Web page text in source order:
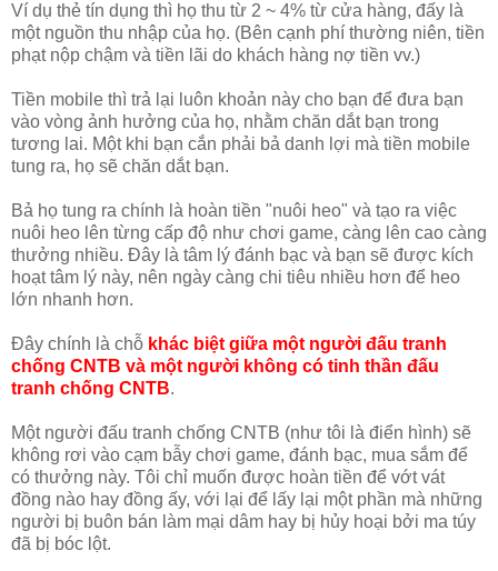
Ví dụ thẻ tín dụng thì họ thu từ 2 ~ 4% từ cửa hàng, đấy là
một nguồn thu nhập của họ. (Bên cạnh phí thường niên, tiền
phạt nộp chậm và tiền lãi do khách hàng nợ tiền vv.)
Tiền mobile thì trả lại luôn khoản này cho bạn để đưa bạn
vào vòng ảnh hưởng của họ, nhằm chăn dắt bạn trong
tương lai. Một khi bạn cắn phải bả danh lợi mà tiền mobile
tung ra, họ sẽ chăn dắt bạn.
Bả họ tung ra chính là hoàn tiền "nuôi heo" và tạo ra việc
nuôi heo lên từng cấp độ như chơi game, càng lên cao càng
thưởng nhiều. Đây là tâm lý đánh bạc và bạn sẽ được kích
hoạt tâm lý này, nên ngày càng chi tiêu nhiều hơn để heo
lớn nhanh hơn.
Đây chính là chỗ khác biệt giữa một người đấu tranh
chống CNTB và một người không có tinh thần đấu
tranh chống CNTB.
Một người đấu tranh chống CNTB (như tôi là điển hình) sẽ
không rơi vào cạm bẫy chơi game, đánh bạc, mua sắm để
có thưởng này. Tôi chỉ muốn được hoàn tiền để vớt vát
đồng nào hay đồng ấy, với lại để lấy lại một phần mà những
người bị buôn bán làm mại dâm hay bị hủy hoại bởi ma túy
đã bị bóc lột.